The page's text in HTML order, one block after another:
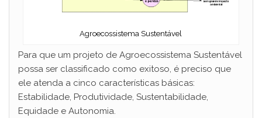
Agroecossistema Sustentável
Para que um projeto de Agroecossistema Sustentável
possa ser classificado como exitoso, é preciso que
ele atenda a cinco características básicas:
Estabilidade, Produtividade, Sustentabilidade,
Equidade e Autonomia.